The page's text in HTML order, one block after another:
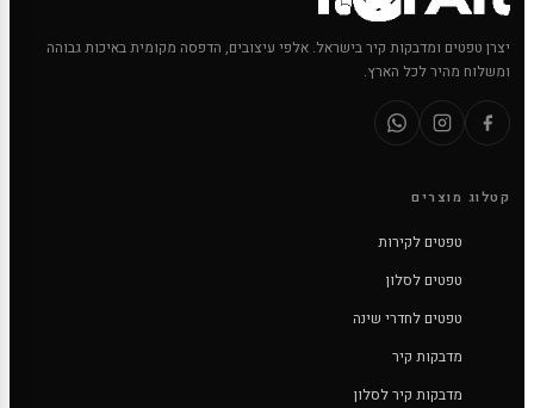
יצרן טפטים ומדבקות קיר בישראל. אלפי עיצובים, הדפסה מקומית באיכות גבוהה
ומשלוח מהיר לכל הארץ.
קטלוג מוצרים
טפטים לקירות
טפטים לסלון
טפטים לחדרי שינה
מדבקות קיר
מדבקות קיר לסלון